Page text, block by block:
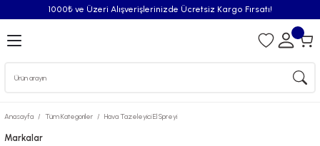
1000₺ ve Üzeri Alışverişlerinizde Ücretsiz Kargo Fırsatı!
Geri Dön
Anasayfa Tüm Kategoriler Hava Tazeleyici El Spreyi
Markalar